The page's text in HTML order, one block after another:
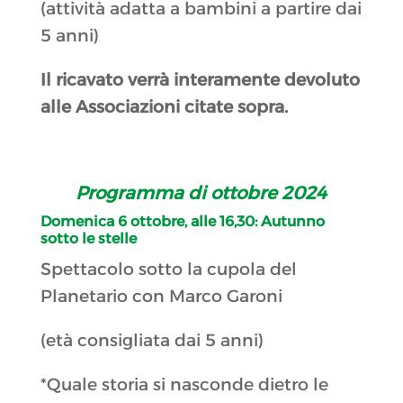
(attività adatta a bambini a partire dai
5 anni)
Il ricavato verrà interamente devoluto
alle Associazioni citate sopra.
Programma di ottobre 2024
Domenica 6 ottobre, alle 16,30:Autunno
sotto le stelle
Spettacolo sotto la cupola del
Planetario con Marco Garoni
(età consigliata dai 5 anni)
*Quale storia si nasconde dietro le